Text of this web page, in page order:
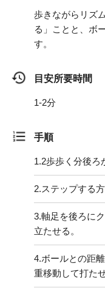
歩きながらリズ
る」ことと、ボ
す。
目安所要時間
1-2分
手順
1.2歩歩く分後ろ
2.ステップする
3.軸足を後ろに
立たせる。
4.ボールとの距
重移動して打た